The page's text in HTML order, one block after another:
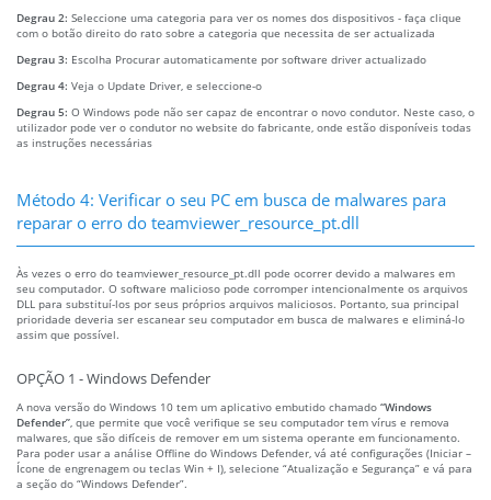
Degrau 2: Seleccione uma categoria para ver os nomes dos dispositivos - faça clique
com o botão direito do rato sobre a categoria que necessita de ser actualizada
Degrau 3: Escolha Procurar automaticamente por software driver actualizado
Degrau 4: Veja o Update Driver, e seleccione-o
Degrau 5: O Windows pode não ser capaz de encontrar o novo condutor. Neste caso, o
utilizador pode ver o condutor no website do fabricante, onde estão disponíveis todas
as instruções necessárias
Método 4: Verificar o seu PC em busca de malwares para
reparar o erro do teamviewer_resource_pt.dll
Às vezes o erro do teamviewer_resource_pt.dll pode ocorrer devido a malwares em
seu computador. O software malicioso pode corromper intencionalmente os arquivos
DLL para substituí-los por seus próprios arquivos maliciosos. Portanto, sua principal
prioridade deveria ser escanear seu computador em busca de malwares e eliminá-lo
assim que possível.
OPÇÃO 1 - Windows Defender
A nova versão do Windows 10 tem um aplicativo embutido chamado “Windows
Defender” , que permite que você verifique se seu computador tem vírus e remova
malwares, que são difíceis de remover em um sistema operante em funcionamento.
Para poder usar a análise Offline do Windows Defender, vá até configurações (Iniciar –
Ícone de engrenagem ou teclas Win + I), selecione “Atualização e Segurança” e vá para
a seção do “Windows Defender”.